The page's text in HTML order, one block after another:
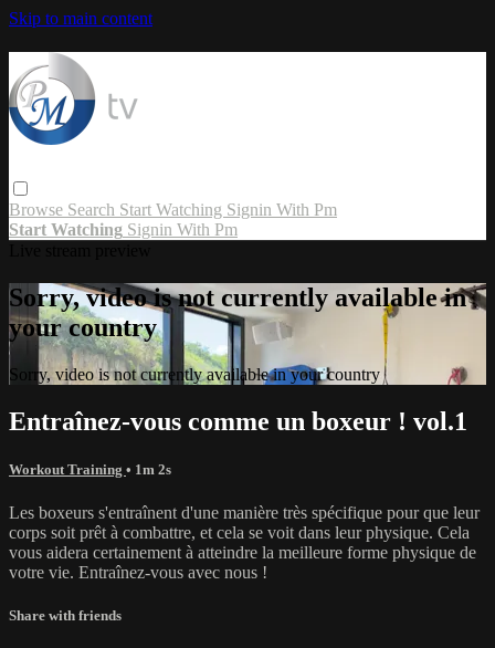
Skip to main content
Browse Search Start Watching Signin With Pm
Start Watching Signin With Pm
Sorry, video is not currently available in
your country
Sorry, video is not currently available in your country
Entraînez-vous comme un boxeur ! vol.1
Workout Training • 1m 2s
Les boxeurs s'entraînent d'une manière très spécifique pour que leur
corps soit prêt à combattre, et cela se voit dans leur physique. Cela
vous aidera certainement à atteindre la meilleure forme physique de
votre vie. Entraînez-vous avec nous !
Share with friends